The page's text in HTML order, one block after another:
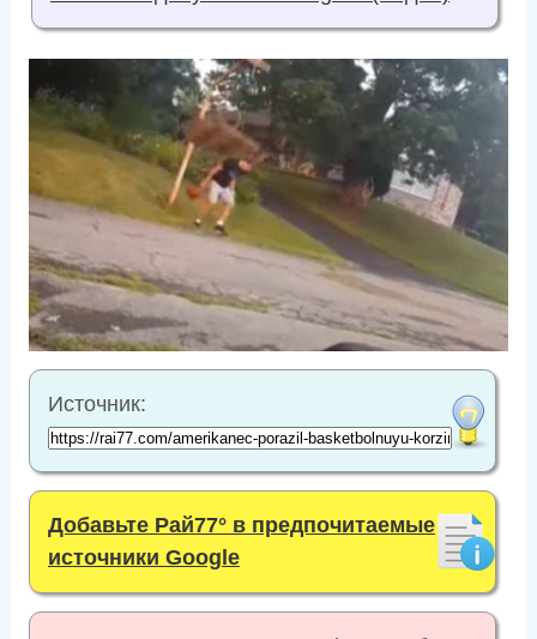
Источник:
Добавьте Рай77° в предпочитаемые
источники Google